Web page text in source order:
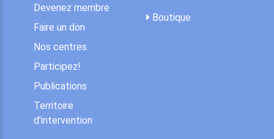
Devenez membre
Faire un don
Nos centres
Participez!
Publications
Territoire
d'intervention
Boutique